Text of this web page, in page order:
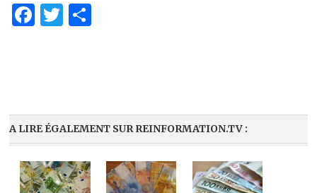
Facebook
Twitter
A LIRE ÉGALEMENT SUR REINFORMATION.TV :